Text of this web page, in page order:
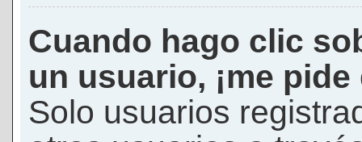
Cuando hago clic
un usuario, ¡me
Solo usuarios